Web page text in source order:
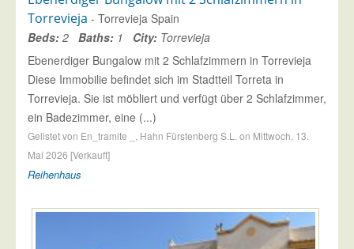
Torrevieja - Torrevieja Spain
Beds: 2 Baths: 1 City: Torrevieja
Ebenerdiger Bungalow mit 2 Schlafzimmern in Torrevieja
Diese Immobilie befindet sich im Stadtteil Torreta in
Torrevieja. Sie ist möbliert und verfügt über 2 Schlafzimmer,
ein Badezimmer, eine (...)
Gelistet von En_tramite _, Hahn Fürstenberg S.L. on Mittwoch, 13.
Mai 2026 [Verkauft]
Reihenhaus